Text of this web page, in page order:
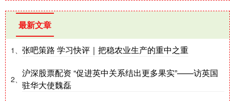
最新文章
1、 张吧策路 学习快评｜把稳农业生产的重中之重
2、
沪深股票配资 “促进英中关系结出更多果实”——访英国
驻华大使魏磊